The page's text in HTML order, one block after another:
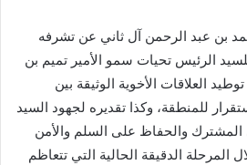
بن عبد الرحمن آل ثاني عن تشرفه
الرئيس تحيات سمو الأمير تميم بن
العلاقات الأخوية الوثيقة بين
للمنطقة، وكذا تقديره لجهود السيد
المشترك والحفاظ على السلم والأمن
المرحلة الدقيقة الحالية التي تتعاظم